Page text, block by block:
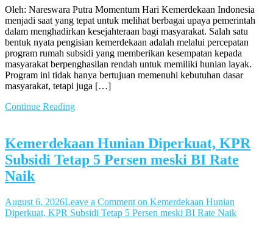
Oleh: Nareswara Putra Momentum Hari Kemerdekaan Indonesia
menjadi saat yang tepat untuk melihat berbagai upaya pemerintah
dalam menghadirkan kesejahteraan bagi masyarakat. Salah satu
bentuk nyata pengisian kemerdekaan adalah melalui percepatan
program rumah subsidi yang memberikan kesempatan kepada
masyarakat berpenghasilan rendah untuk memiliki hunian layak.
Program ini tidak hanya bertujuan memenuhi kebutuhan dasar
masyarakat, tetapi juga […]
Continue Reading
Kemerdekaan Hunian Diperkuat, KPR
Subsidi Tetap 5 Persen meski BI Rate
Naik
August 6, 2026Leave a Comment on Kemerdekaan Hunian
Diperkuat, KPR Subsidi Tetap 5 Persen meski BI Rate Naik